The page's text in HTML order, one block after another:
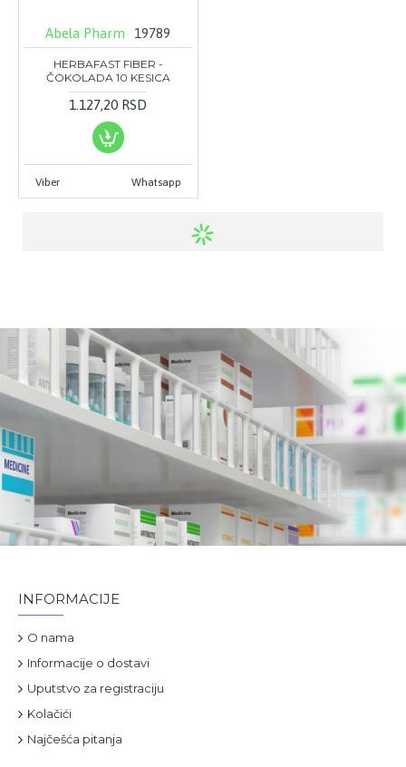
Abela Pharm 19789
HERBAFAST FIBER -
ČOKOLADA 10 KESICA
1.127,20 RSD
Viber Whatsapp
INFORMACIJE
O nama
Informacije o dostavi
Uputstvo za registraciju
Kolačići
Najčešća pitanja